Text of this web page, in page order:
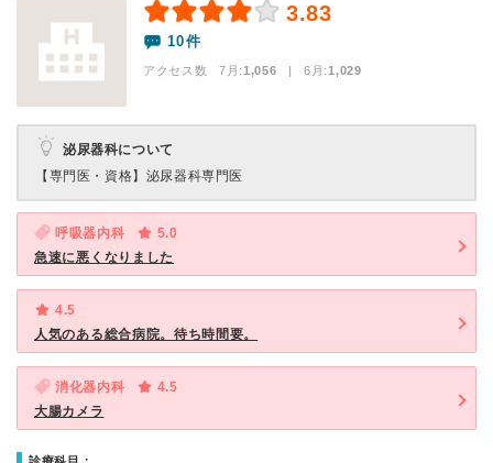
3.83
10件
アクセス数 7月:1,056 | 6月:1,029
泌尿器科について
【専門医・資格】 泌尿器科専門医
呼吸器内科
5.0
急速に悪くなりました
4.5
人気のある総合病院。待ち時間要。
消化器内科
4.5
大腸カメラ